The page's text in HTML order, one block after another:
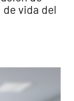
vida del